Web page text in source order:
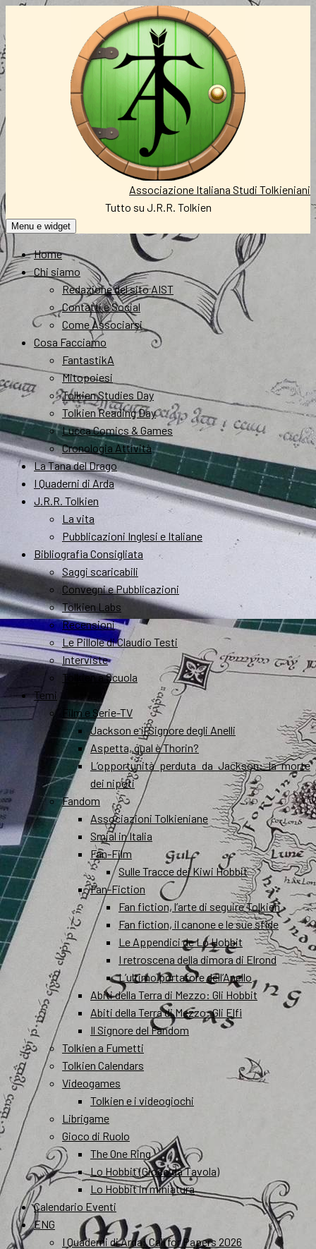
contenuto
Associazione Italiana Studi Tolkieniani
Tutto su J.R.R. Tolkien
Menu e widget
Home
Chi siamo
Redazione del sito AIST
Contatti e Social
Come Associarsi
Cosa Facciamo
FantastikA
Mitopoiesi
Tolkien Studies Day
Tolkien Reading Day
Lucca Comics & Games
Cronologia Attività
La Tana del Drago
I Quaderni di Arda
J.R.R. Tolkien
La vita
Pubblicazioni Inglesi e Italiane
Bibliografia Consigliata
Saggi scaricabili
Convegni e Pubblicazioni
Tolkien Labs
Recensioni
Le Pillole di Claudio Testi
Interviste
Tolkien a Scuola
Temi
Film e Serie-TV
Jackson e il Signore degli Anelli
Aspetta, qual è Thorin?
L’opportunità perduta da Jackson: la morte
dei nipoti
Fandom
Associazioni Tolkieniane
Smial in Italia
Fan-Film
Sulle Tracce dei Kiwi Hobbit
Fan-Fiction
Fan fiction, l’arte di seguire Tolkien
Fan fiction, il canone e le sue sfide
Le Appendici de Lo Hobbit
I retroscena della dimora di Elrond
L’ultimo portatore dell’Anello
Abiti della Terra di Mezzo: Gli Hobbit
Abiti della Terra di Mezzo: Gli Elfi
Il Signore del Fandom
Tolkien a Fumetti
Tolkien Calendars
Videogames
Tolkien e i videogiochi
Librigame
Gioco di Ruolo
The One Ring
Lo Hobbit (Gioco da Tavola)
Lo Hobbit in miniatura
Calendario Eventi
ENG
I Quaderni di Arda: Call for Papers 2026